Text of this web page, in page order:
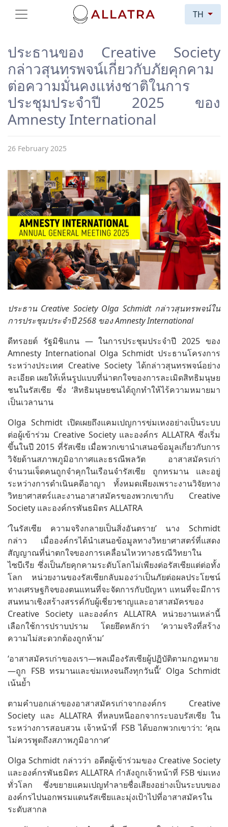
TH
ประธานของ Creative Society
กล่าวสุนทรพจน์เกี่ยวกับภัยคุกคาม
ต่อความมั่นคงแห่งชาติในการ
ประชุมประจำปี 2025 ของ
Amnesty International
26 February 2025
ประธาน Creative Society Olga Schmidt กล่าวสุนทรพจน์ใน
การประชุมประจำปี 2568 ของ Amnesty International
ดีทรอยต์ รัฐมิชิแกน — ในการประชุมประจำปี 2025 ของ
Amnesty International Olga Schmidt ประธานโครงการ
ระหว่างประเทศ Creative Society ได้กล่าวสุนทรพจน์อย่าง
ละเอียด เผยให้เห็นรูปแบบที่น่าตกใจของการละเมิดสิทธิมนุษย
ชนในรัสเซีย ซึ่ง ‘สิทธิมนุษยชนได้ถูกทำให้ไร้ความหมายมา
เป็นเวลานาน
Olga Schmidt เปิดเผยถึงแคมเปญการข่มเหงอย่างเป็นระบบ
ต่อผู้เข้าร่วม Creative Society และองค์กร ALLATRA ซึ่งเริ่ม
ขึ้นในปี 2015 ที่รัสเซีย เมื่อพวกเขานำเสนอข้อมูลเกี่ยวกับการ
วิจัยด้านสภาพภูมิอากาศและธรณีพลวัต อาสาสมัครเก่า
จำนวนเจ็ดคนถูกจำคุกในเรือนจำรัสเซีย ถูกทรมาน และอยู่
ระหว่างการดำเนินคดีอาญา ทั้งหมดเพียงเพราะงานวิจัยทาง
วิทยาศาสตร์และงานอาสาสมัครของพวกเขากับ Creative
Society และองค์กรพันธมิตร ALLATRA
‘ในรัสเซีย ความจริงกลายเป็นสิ่งอันตราย’ นาง Schmidt
กล่าว เมื่อองค์กรได้นำเสนอข้อมูลทางวิทยาศาสตร์ที่แสดง
สัญญาณที่น่าตกใจของการเคลื่อนไหวทางธรณีวิทยาใน
ไซบีเรีย ซึ่งเป็นภัยคุกคามระดับโลกไม่เพียงต่อรัสเซียแต่ต่อทั้ง
โลก หน่วยงานของรัสเซียกลับมองว่าเป็นภัยต่อผลประโยชน์
ทางเศรษฐกิจของตนแทนที่จะจัดการกับปัญหา แทนที่จะมีการ
สนทนาเชิงสร้างสรรค์กับผู้เชี่ยวชาญและอาสาสมัครของ
Creative Society และองค์กร ALLATRA หน่วยงานเหล่านี้
เลือกใช้การปราบปราม โดยยึดหลักว่า ‘ความจริงที่สร้าง
ความไม่สะดวกต้องถูกห้าม’
‘อาสาสมัครเก่าของเรา—พลเมืองรัสเซียผู้ปฏิบัติตามกฎหมาย
—ถูก FSB ทรมานและข่มเหงจนถึงทุกวันนี้’ Olga Schmidt
เน้นย้ำ
ตามคำบอกเล่าของอาสาสมัครเก่าจากองค์กร Creative
Society และ ALLATRA ที่หลบหนีออกจากระบอบรัสเซีย ใน
ระหว่างการสอบสวน เจ้าหน้าที่ FSB ได้บอกพวกเขาว่า: ‘คุณ
ไม่ควรพูดถึงสภาพภูมิอากาศ’
Olga Schmidt กล่าวว่า อดีตผู้เข้าร่วมของ Creative Society
และองค์กรพันธมิตร ALLATRA กำลังถูกเจ้าหน้าที่ FSB ข่มเหง
ทั่วโลก ซึ่งขยายแคมเปญทำลายชื่อเสียงอย่างเป็นระบบของ
องค์กรไปนอกพรมแดนรัสเซียและมุ่งเป้าไปที่อาสาสมัครใน
ระดับสากล